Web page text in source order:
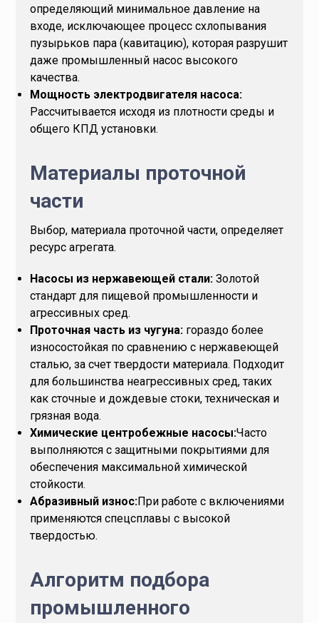
определяющий минимальное давление на
входе, исключающее процесс схлопывания
пузырьков пара (кавитацию), которая разрушит
даже промышленный насос высокого
качества.
Мощность электродвигателя насоса:
Рассчитывается исходя из плотности среды и
общего КПД установки.
Материалы проточной
части
Выбор, материала проточной части, определяет
ресурс агрегата.
Насосы из нержавеющей стали:Золотой
стандарт для пищевой промышленности и
агрессивных сред.
Проточная часть из чугуна: гораздо более
износостойкая по сравнению с нержавеющей
сталью, за счет твердости материала. Подходит
для большинства неагрессивных сред, таких
как сточные и дождевые стоки, техническая и
грязная вода.
Химические центробежные насосы:Часто
выполняются с защитными покрытиями для
обеспечения максимальной химической
стойкости.
Абразивный износ:При работе с включениями
применяются спецсплавы с высокой
твердостью.
Алгоритм подбора
промышленного